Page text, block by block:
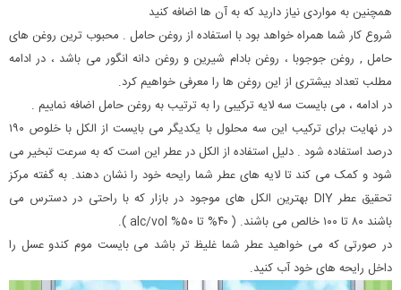
همچنین به مواردی نیاز دارید که به آن ها اضافه کنید
شروع کار شما همراه خواهد بود با استفاده از روغن حامل . محبوب ترین روغن های
حامل , روغن جوجوبا ، روغن بادام شیرین و روغن دانه انگور می باشد ، در ادامه
مطلب تعداد بیشتری از این روغن ها را معرفی خواهیم کرد.
در ادامه ، می بایست سه لایه ترکیبی را به ترتیب به روغن حامل اضافه نماییم .
در نهایت برای ترکیب این سه محلول با یکدیگر می بایست از الکل با خلوص ۱۹۰
درصد استفاده شود . دلیل استفاده از الکل در عطر این است که به سرعت تبخیر می
شود و کمک می کند تا لایه های عطر شما رایحه خود را نشان دهند. به گفته مرکز
تحقیق عطر DIY بهترین الکل های موجود در بازار که با راحتی در دسترس می
باشند ۸۰ تا ۱۰۰ خالص می باشند. ( ۴۰% تا ۵۰% alc/vol ).
در صورتی که می خواهید عطر شما غلیظ تر باشد می بایست موم کندو عسل را
داخل رایحه های خود آب کنید.